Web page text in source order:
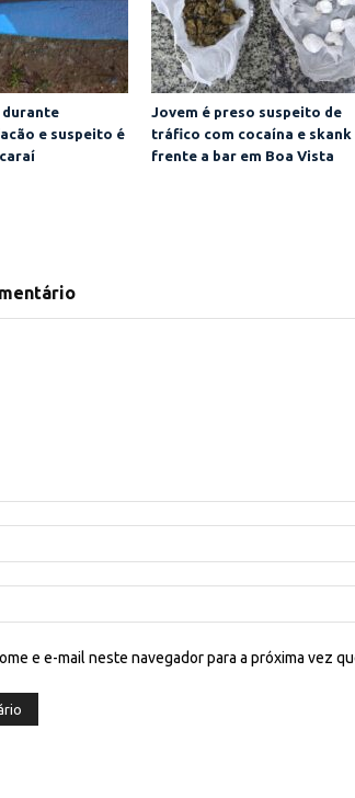
durante
e suspeito é
Jovem é preso suspeito de
tráfico com cocaína e skank
frente a bar em Boa Vista
e e-mail neste navegador para a próxima vez